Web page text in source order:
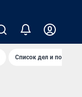
Список дел и покупок